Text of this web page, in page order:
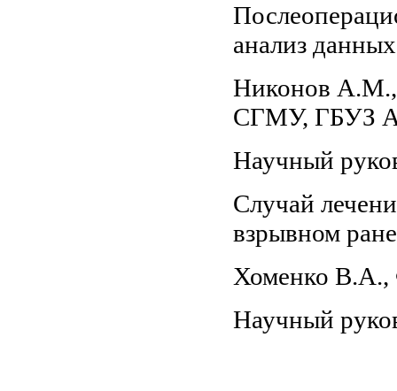
анализ данных
Никонов А.М.,
СГМУ, ГБУЗ
Научный
Cлучай
взрывном
Хоменко
Научный